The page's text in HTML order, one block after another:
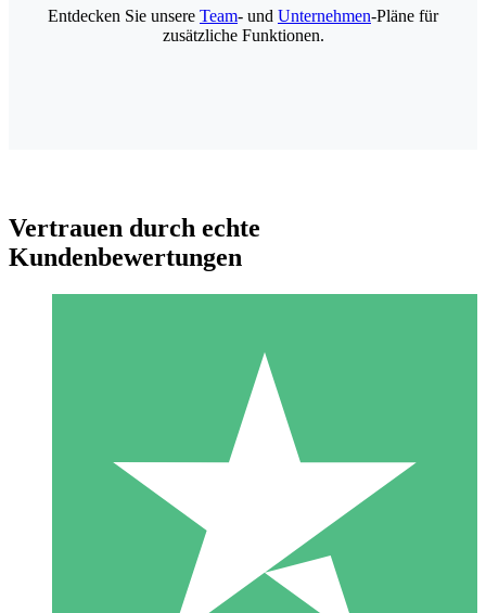
Individuelle Credit-Pakete
Zahlen Sie nach Bedarf mit Download-Credits. Keine
monatliche Verpflichtung erforderlich.
10 00
Entdecken Sie unsere Team- und Unternehmen-Pläne für
zusätzliche Funktionen.
Vertrauen durch echte
Kundenbewertungen